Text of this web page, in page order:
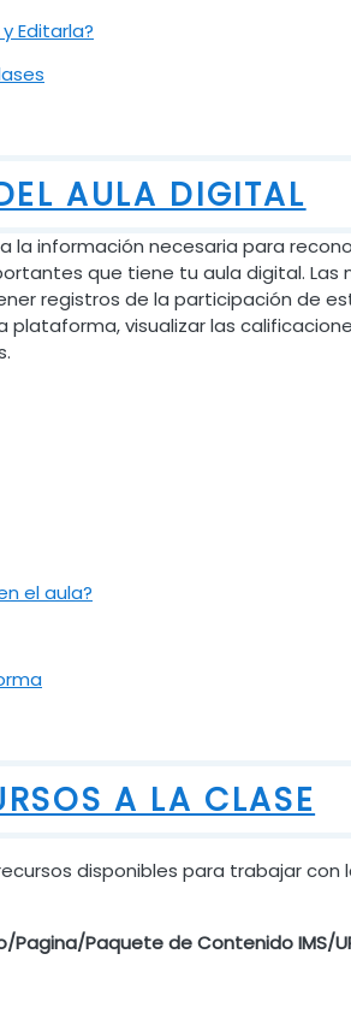
Editarla?
Archivo
URL
AULA DIGITAL
la información necesaria para
que tiene tu aula digital. Las
registros de la participación de
plataforma, visualizar las
el aula?
URL
Archivo
A LA CLASE
disponibles para trabajar con
Paquete de Contenido IMS/